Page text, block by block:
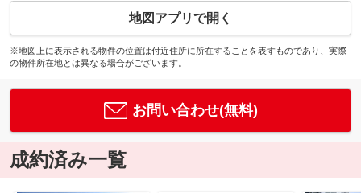
地図アプリで開く
※地図上に表示される物件の位置は付近住所に所在することを表すものであり、実際
の物件所在地とは異なる場合がございます。
お問い合わせ(無料)
成約済み一覧